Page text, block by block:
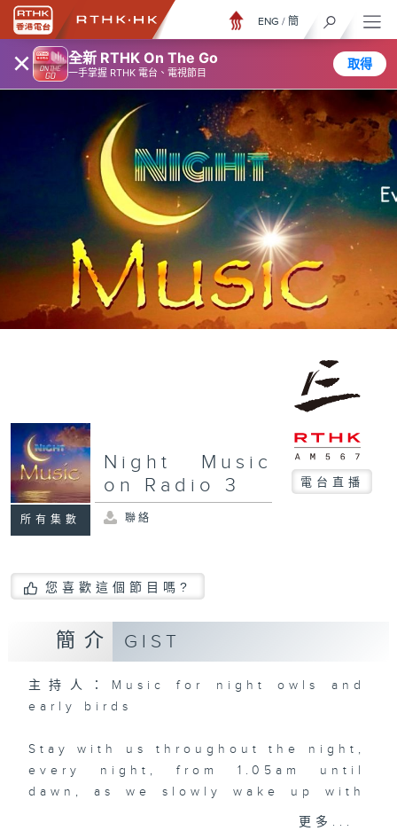
× 全新 RTHK On The Go
一手掌握 RTHK 電台、電視節目
取得
ENG / 簡
所有集數
Night Music
on Radio 3
電台直播
聯絡
您喜歡這個節目嗎?
簡介 GIST
主持人：Music for night owls and
early birds
Stay with us throughout the night,
every night, from 1.05am until
dawn, as we slowly wake up with
you. Enjoy the non-stop mellow
更多...